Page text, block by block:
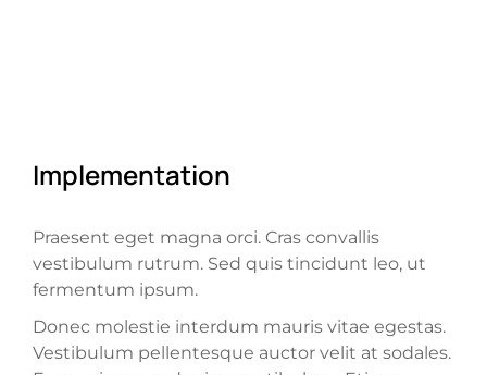
Implementation
Praesent eget magna orci. Cras convallis
vestibulum rutrum. Sed quis tincidunt leo, ut
fermentum ipsum.
Donec molestie interdum mauris vitae egestas.
Vestibulum pellentesque auctor velit at sodales.